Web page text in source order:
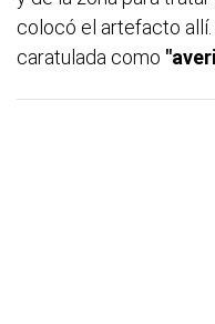
colocó el artefacto allí.
caratulada como